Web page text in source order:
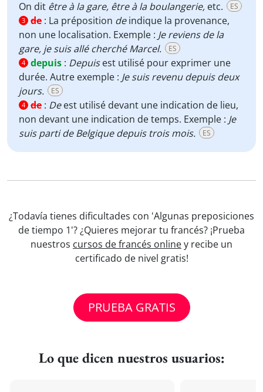
On dit être à la gare, être à la boulangerie, etc. ES
3 de : La préposition deindique la provenance,
non une localisation. Exemple : Je reviens de la
gare, je suis allé cherché Marcel.
ES
4 depuis : Depuisest utilisé pour exprimer une
durée. Autre exemple : Je suis revenu depuis deux
jours.
ES
4 de : Deest utilisé devant une indication de lieu,
non devant une indication de temps. Exemple : Je
suis parti de Belgique depuis trois mois.
ES
¿Todavía tienes dificultades con 'Algunas preposiciones
de tiempo 1'? ¿Quieres mejorar tu francés? ¡Prueba
nuestros cursos de francés onliney recibe un
certificado de nivel gratis!
PRUEBA GRATIS
Lo que dicen nuestros usuarios: